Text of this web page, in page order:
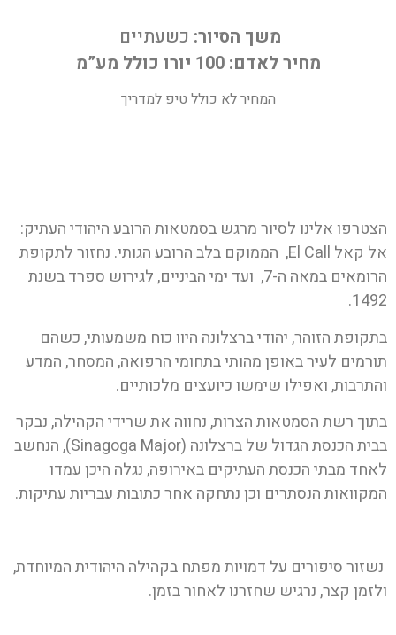
משך הסיור: כשעתיים
מחיר לאדם: 100 יורו כולל מע”מ
המחיר לא כולל טיפ למדריך
הצטרפו אלינו לסיור מרגש בסמטאות הרובע היהודי העתיק:
אל קאל El Call, הממוקם בלב הרובע הגותי. נחזור לתקופת
הרומאים במאה ה-7, ועד ימי הביניים, לגירוש ספרד בשנת
1492.
בתקופת הזוהר, יהודי ברצלונה היוו כוח משמעותי, כשהם
תורמים לעיר באופן מהותי בתחומי הרפואה, המסחר, המדע
והתרבות, ואפילו שימשו כיועצים מלכותיים.
בתוך רשת הסמטאות הצרות, נחווה את שרידי הקהילה, נבקר
בבית הכנסת הגדול של ברצלונה (Sinagoga Major), הנחשב
לאחד מבתי הכנסת העתיקים באירופה, נגלה היכן עמדו
המקוואות הנסתרים וכן נתחקה אחר כתובות עבריות עתיקות.
נשזור סיפורים על דמויות מפתח בקהילה היהודית המיוחדת,
ולזמן קצר, נרגיש שחזרנו לאחור בזמן.